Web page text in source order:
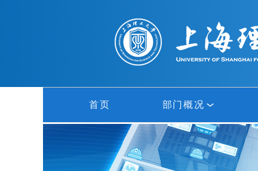
首页 部门概况
部门概况